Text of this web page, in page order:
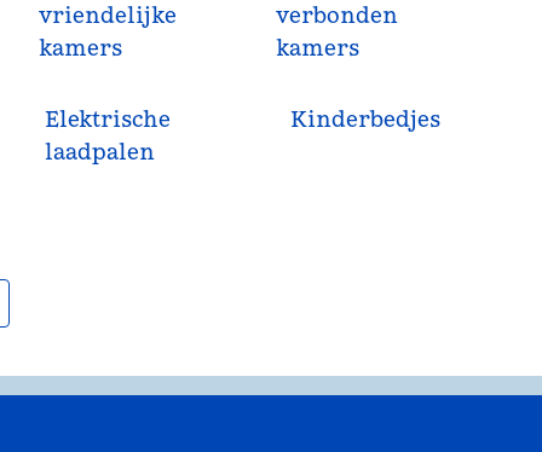
vriendelijke
kamers
verbonden
kamers
Elektrische
laadpalen
Kinderbedjes